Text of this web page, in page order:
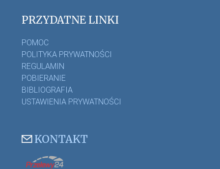
PRZYDATNE LINKI
POMOC
POLITYKA PRYWATNOŚCI
REGULAMIN
POBIERANIE
BIBLIOGRAFIA
USTAWIENIA PRYWATNOŚCI
KONTAKT